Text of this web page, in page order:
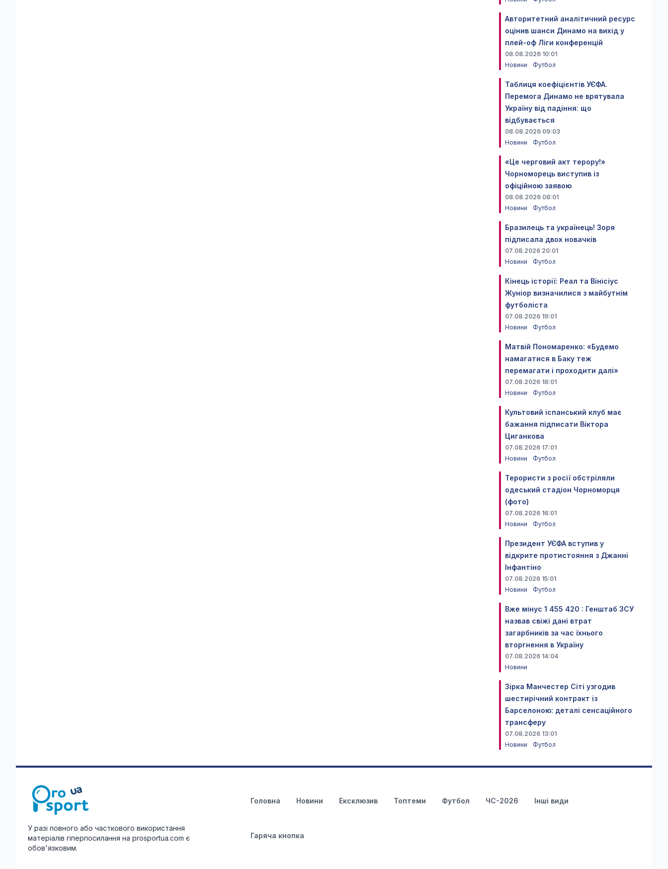
Авторитетний аналітичний ресурс
оцінив шанси Динамо на вихід у
плей-оф Ліги конференцій
08.08.2026 10:01
Новини
Футбол
Таблиця коефіцієнтів УЄФА.
Перемога Динамо не врятувала
Україну від падіння: що
відбувається
08.08.2026 09:03
Новини
Футбол
«Це черговий акт терору!»
Чорноморець виступив із
офіційною заявою
08.08.2026 08:01
Новини
Футбол
Бразилець та українець! Зоря
підписала двох новачків
07.08.2026 20:01
Новини
Футбол
Кінець історії: Реал та Вінісіус
Жуніор визначилися з майбутнім
футболіста
07.08.2026 19:01
Новини
Футбол
Матвій Пономаренко: «Будемо
намагатися в Баку теж
перемагати і проходити далі»
07.08.2026 18:01
Новини
Футбол
Культовий іспанський клуб має
бажання підписати Віктора
Циганкова
07.08.2026 17:01
Новини
Футбол
Терористи з росії обстріляли
одеський стадіон Чорноморця
(фото)
07.08.2026 16:01
Новини
Футбол
Президент УЄФА вступив у
відкрите протистояння з Джанні
Інфантіно
07.08.2026 15:01
Новини
Футбол
Вже мінус 1 455 420 : Генштаб ЗСУ
назвав свіжі дані втрат
загарбників за час їхнього
вторгнення в Україну
07.08.2026 14:04
Новини
Зірка Манчестер Сіті узгодив
шестирічний контракт із
Барселоною: деталі сенсаційного
трансферу
07.08.2026 13:01
Новини
Футбол
У разі повного або часткового використання
матеріалів гіперпосилання на prosportua.com є
обов'язковим.
Головна Новини Ексклюзив Топтеми Футбол ЧС-2026 Інші види
Гаряча кнопка